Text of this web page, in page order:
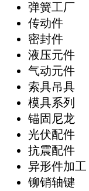
弹簧工厂
传动件
密封件
液压元件
气动元件
索具吊具
模具系列
锚固尼龙
光伏配件
抗震配件
异形件加工
铆销轴键